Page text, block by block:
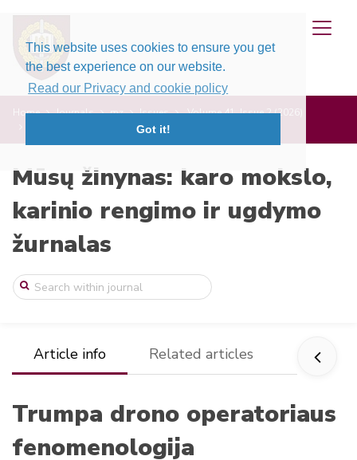
This website uses cookies to ensure you get
the best experience on our website.
Read our Privacy and cookie policy
Got it!
Home Journals mz Issues
Volume 41, Issue 2 (2026)
Trumpa drono operatoriaus fenomenologija
Mūsų žinynas: karo mokslo,
karinio rengimo ir ugdymo
žurnalas
Article info Related articles
Trumpa drono operatoriaus
fenomenologija